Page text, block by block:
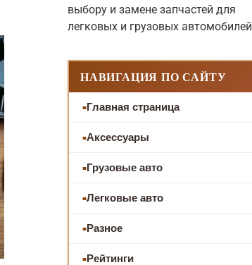
выбору и замене запчастей для
легковых и грузовых автомобилей
НАВИГАЦИЯ ПО САЙТУ
Главная страница
Аксессуары
Грузовые авто
Легковые авто
Разное
Рейтинги